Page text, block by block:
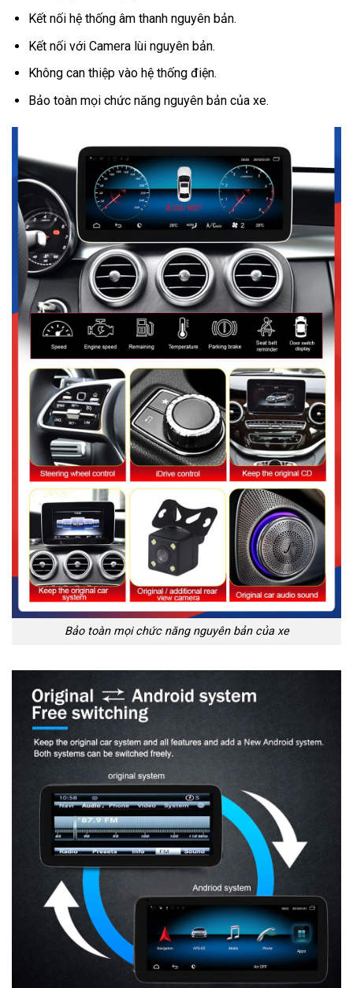
Kết nối hệ thống âm thanh nguyên bản.
Kết nối với Camera lùi nguyên bản.
Không can thiệp vào hệ thống điện.
Bảo toàn mọi chức năng nguyên bản của xe.
Bảo toàn mọi chức năng nguyên bản của xe